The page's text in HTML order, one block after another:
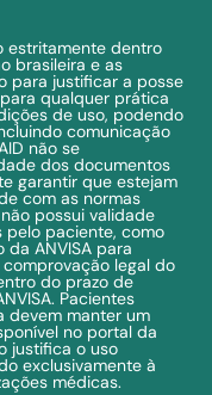
estritamente dentro
brasileira e as
para justificar a posse
qualquer prática
de uso, podendo
comunicação
não se
dos documentos
garantir que estejam
com as normas
possui validade
pelo paciente, como
ANVISA para
legal do
do prazo de
Pacientes
devem manter um
no portal da
justifica o uso
exclusivamente à
médicas.